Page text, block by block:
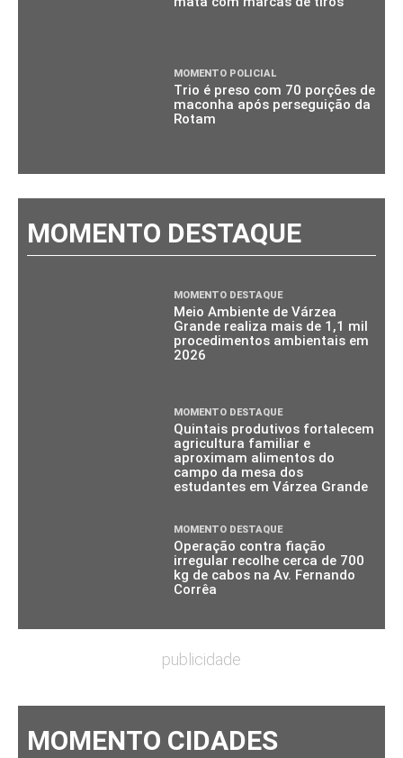
MOMENTO POLICIAL
Trio é preso com 70 porções de
maconha após perseguição da
Rotam
MOMENTO DESTAQUE
MOMENTO DESTAQUE
Meio Ambiente de Várzea
Grande realiza mais de 1,1 mil
procedimentos ambientais em
2026
MOMENTO DESTAQUE
Quintais produtivos fortalecem
agricultura familiar e
aproximam alimentos do
campo da mesa dos
estudantes em Várzea Grande
MOMENTO DESTAQUE
Operação contra fiação
irregular recolhe cerca de 700
kg de cabos na Av. Fernando
Corrêa
publicidade
MOMENTO CIDADES